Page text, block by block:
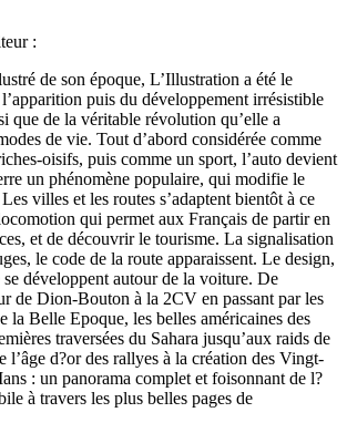
:
de son époque, L’Illustration a été le
puis du développement irrésistible
que de la véritable révolution qu’elle a
de vie. Tout d’abord considérée comme
oisifs, puis comme un sport, l’auto devient
un phénomène populaire, qui modifie le
villes et les routes s’adaptent bientôt à ce
qui permet aux Français de partir en
et de découvrir le tourisme. La signalisation
le code de la route apparaissent. Le design,
développent autour de la voiture. De
de Dion-Bouton à la 2CV en passant par les
la Belle Epoque, les belles américaines des
traversées du Sahara jusqu’aux raids de
l’âge d?or des rallyes à la création des Vingt-
: un panorama complet et foisonnant de l?
à travers les plus belles pages de